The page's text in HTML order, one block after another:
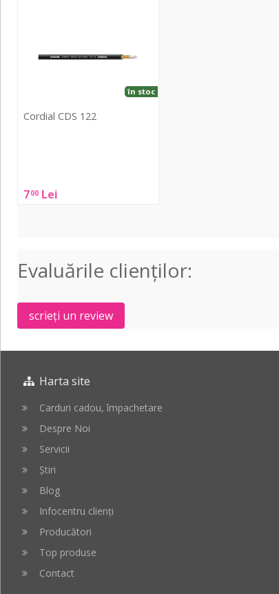
Cordial CDS 122
700 Lei
în stoc
Evaluările clienţilor:
scrieți un review
Harta site
Carduri cadou, împachetare
Despre Noi
Servicii
Știri
Blog
Infocentru clienți
Producători
Top produse
Contact